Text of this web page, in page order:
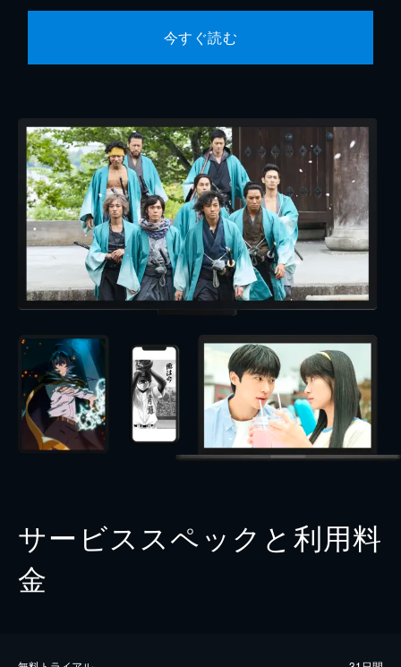
今すぐ読む
サービススペックと利用料
金